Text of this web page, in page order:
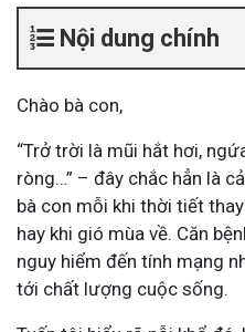
Nội dung chính
Chào bà con,
“Trở trời là mũi hắt hơi,
ròng…” – đây chắc hẳn là
bà con mỗi khi thời tiết
hay khi gió mùa về. Căn
nguy hiểm đến tính mạng
tới chất lượng cuộc sống.